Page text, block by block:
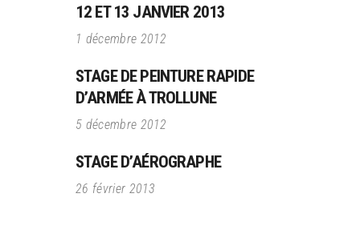
12 ET 13 JANVIER 2013
1 décembre 2012
STAGE DE PEINTURE RAPIDE
D’ARMÉE À TROLLUNE
5 décembre 2012
STAGE D’AÉROGRAPHE
26 février 2013